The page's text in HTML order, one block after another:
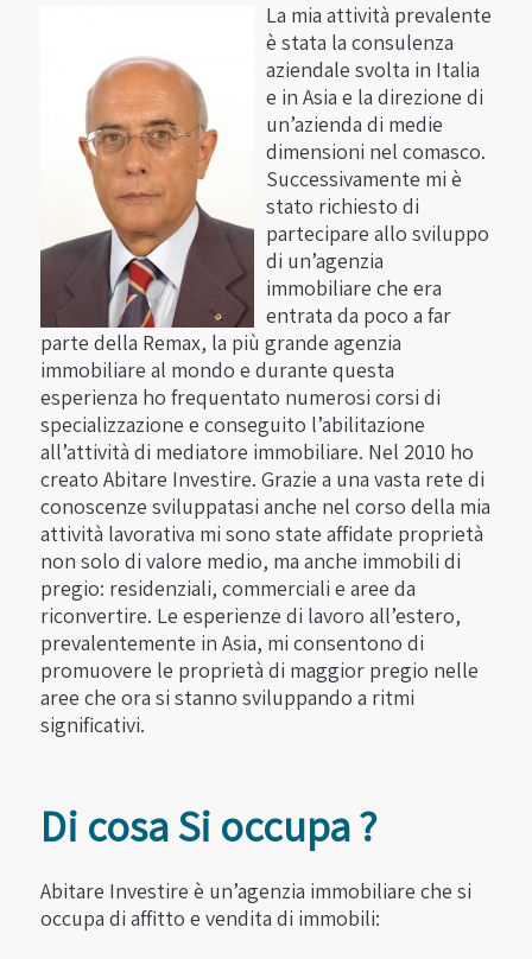
La mia attività prevalente
è stata la consulenza
aziendale svolta in Italia
e in Asia e la direzione di
un’azienda di medie
dimensioni nel comasco.
Successivamente mi è
stato richiesto di
partecipare allo sviluppo
di un’agenzia
immobiliare che era
entrata da poco a far
parte della Remax, la più grande agenzia
immobiliare al mondo e durante questa
esperienza ho frequentato numerosi corsi di
specializzazione e conseguito l’abilitazione
all’attività di mediatore immobiliare. Nel 2010 ho
creato Abitare Investire. Grazie a una vasta rete di
conoscenze sviluppatasi anche nel corso della mia
attività lavorativa mi sono state affidate proprietà
non solo di valore medio, ma anche immobili di
pregio: residenziali, commerciali e aree da
riconvertire. Le esperienze di lavoro all’estero,
prevalentemente in Asia, mi consentono di
promuovere le proprietà di maggior pregio nelle
aree che ora si stanno sviluppando a ritmi
significativi.
Di cosa Si occupa ?
Abitare Investire è un’agenzia immobiliare che si
occupa di affitto e vendita di immobili: